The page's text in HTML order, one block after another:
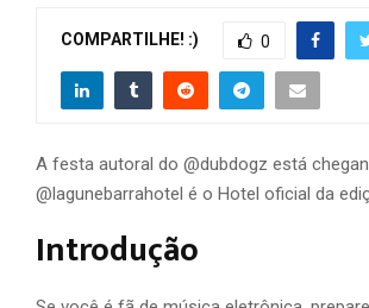
COMPARTILHE! :) 0
A festa autoral do @dubdogz está
@lagunebarrahotel é o Hotel oficial da
Introdução